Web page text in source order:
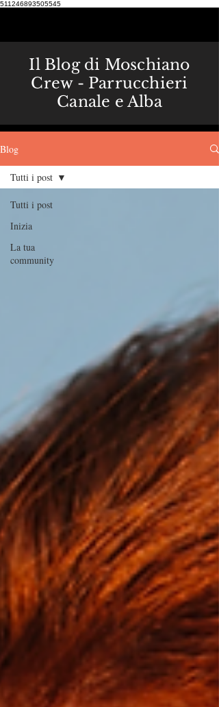
511246893505545
Il Blog di Moschiano
Crew - Parrucchieri
Canale e Alba
Blog
Tutti i post
Inizia
La tua
community
Tutti i post